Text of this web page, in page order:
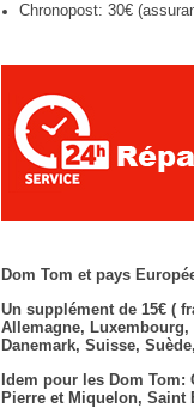
Chronopost: 30€
Dom Tom et pays
Un supplément de 15€ (
Allemagne,
Danemark, Suisse,
Idem pour les Dom
Pierre et Miquelon, Saint